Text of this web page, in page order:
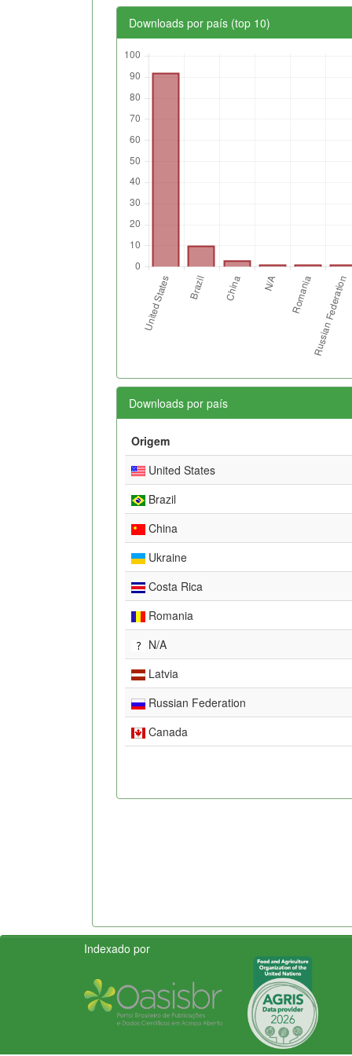
Downloads por país (top 10)
Downloads por país
Origem
United States
Brazil
China
Ukraine
Costa Rica
Romania
N/A
Latvia
Russian Federation
Canada
Indexado por